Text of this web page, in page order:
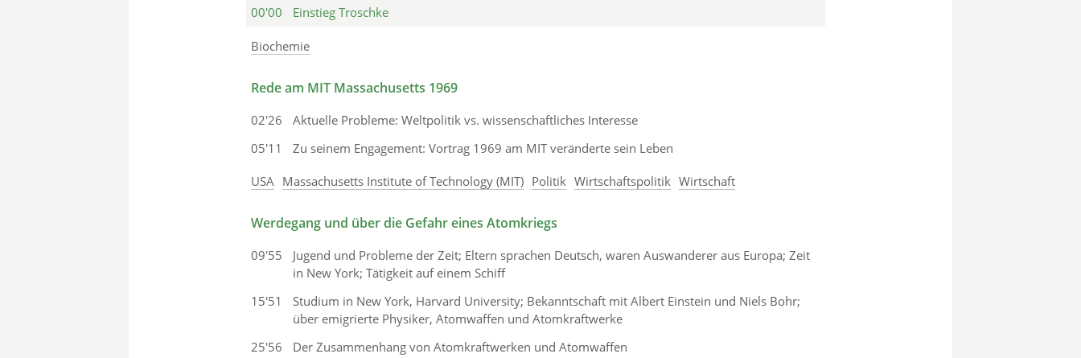
00'00 Einstieg Troschke
Biochemie
Rede am MIT Massachusetts 1969
02'26
Aktuelle Probleme: Weltpolitik vs. wissenschaftliches Interesse
05'11
Zu seinem Engagement: Vortrag 1969 am MIT veränderte sein Leben
USA Massachusetts Institute of Technology (MIT) Politik Wirtschaftspolitik Wirtschaft
Werdegang und über die Gefahr eines Atomkriegs
09'55
Jugend und Probleme der Zeit; Eltern sprachen Deutsch, waren Auswanderer aus Europa; Zeit
in New York; Tätigkeit auf einem Schiff
15'51
Studium in New York, Harvard University; Bekanntschaft mit Albert Einstein und Niels Bohr;
über emigrierte Physiker, Atomwaffen und Atomkraftwerke
25'56
Der Zusammenhang von Atomkraftwerken und Atomwaffen